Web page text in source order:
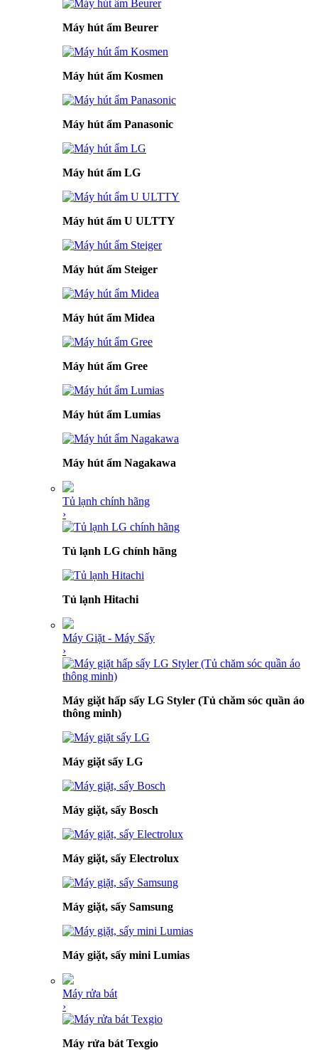
Máy hút ẩm Beurer
Máy hút ẩm Kosmen
Máy hút ẩm Panasonic
Máy hút ẩm LG
Máy hút ẩm U ULTTY
Máy hút ẩm Steiger
Máy hút ẩm Midea
Máy hút ẩm Gree
Máy hút ẩm Lumias
Máy hút ẩm Nagakawa
Tủ lạnh chính hãng
›
Tủ lạnh LG chính hãng
Tủ lạnh Hitachi
Máy Giặt - Máy Sấy
›
Máy giặt hấp sấy LG Styler (Tủ chăm sóc quần áo
thông minh)
Máy giặt sấy LG
Máy giặt, sấy Bosch
Máy giặt, sấy Electrolux
Máy giặt, sấy Samsung
Máy giặt, sấy mini Lumias
Máy rửa bát
›
Máy rửa bát Texgio